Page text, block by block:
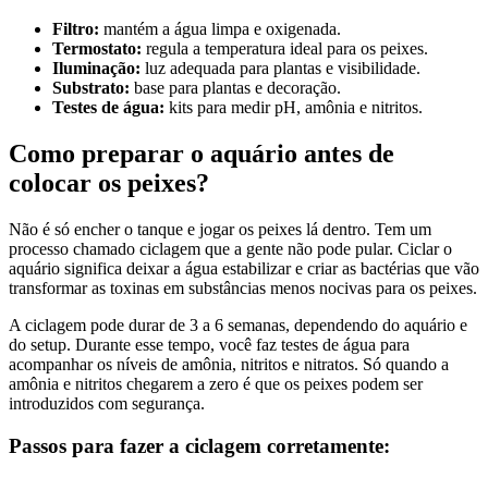
Filtro: mantém a água limpa e oxigenada.
Termostato: regula a temperatura ideal para os peixes.
Iluminação: luz adequada para plantas e visibilidade.
Substrato: base para plantas e decoração.
Testes de água: kits para medir pH, amônia e nitritos.
Como preparar o aquário antes de
colocar os peixes?
Não é só encher o tanque e jogar os peixes lá dentro. Tem um
processo chamado ciclagem que a gente não pode pular. Ciclar o
aquário significa deixar a água estabilizar e criar as bactérias que vão
transformar as toxinas em substâncias menos nocivas para os peixes.
A ciclagem pode durar de 3 a 6 semanas, dependendo do aquário e
do setup. Durante esse tempo, você faz testes de água para
acompanhar os níveis de amônia, nitritos e nitratos. Só quando a
amônia e nitritos chegarem a zero é que os peixes podem ser
introduzidos com segurança.
Passos para fazer a ciclagem corretamente: